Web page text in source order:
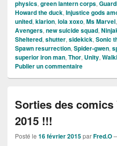
physics, green lantern corps,
Howard the duck, Injustice gods
united, klarion, lola xoxo, Ms Marvel,
Avengers, new suicide squad,
Sheltered, shutter, sidekick, Sonic
Spawn resurrection, Spider-gwen,
superior iron man, Thor, Unity,
Publier un commentaire
Sorties des comics
2015 !!!
Posté le 16 février 2015parFred.O